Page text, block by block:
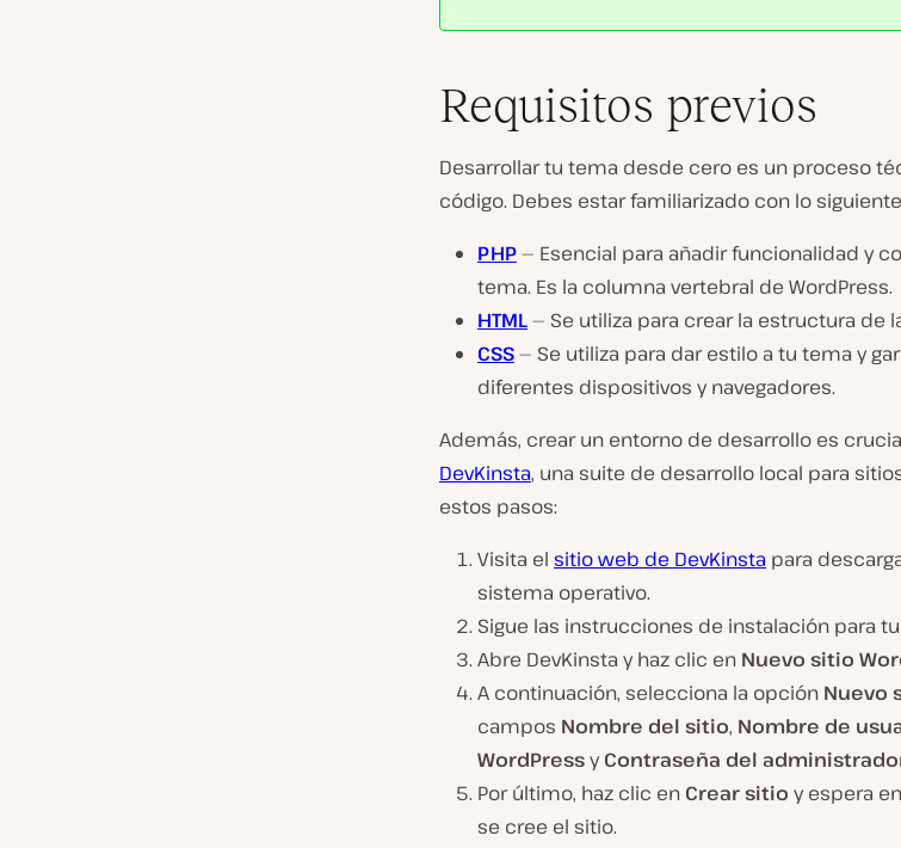
Requisitos previos
Desarrollar tu tema desde cero es un proceso
código. Debes estar familiarizado con lo
PHP— Esencial para añadir funcionalidad y
tema. Es la columna vertebral de WordPress.
HTML— Se utiliza para crear la estructura de
CSS— Se utiliza para dar estilo a tu tema y
diferentes dispositivos y navegadores.
Además, crear un entorno de desarrollo es
DevKinsta, una suite de desarrollo local para
estos pasos:
Visita el sitio web de DevKinsta para
sistema operativo.
Sigue las instrucciones de instalación para
Abre DevKinsta y haz clic en Nuevo sitio
A continuación, selecciona la opción Nuevo
campos Nombre del sitio, Nombre de
WordPressyContraseña del
Por último, haz clic en Crear sitio y espera
se cree el sitio.